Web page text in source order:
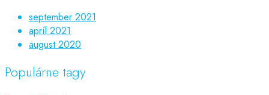
september 2021
apríl 2021
august 2020
Populárne tagy